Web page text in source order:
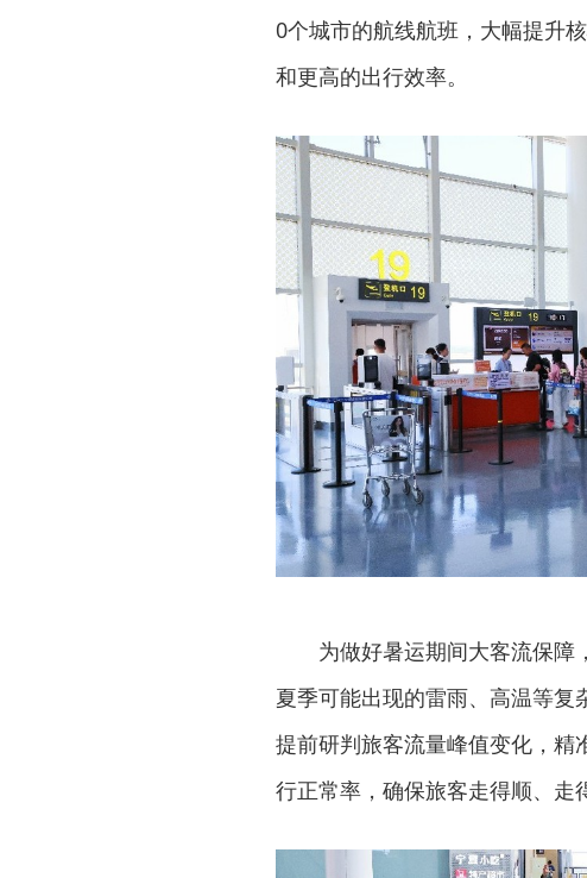
0个城市的航线航班，大幅提升
和更高的出行效率。
为做好暑运期间大客流保障
夏季可能出现的雷雨、高温等复
提前研判旅客流量峰值变化，精
行正常率，确保旅客走得顺、走